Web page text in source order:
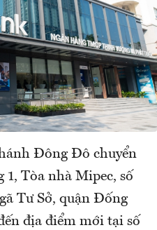
Đông Đô chuyển
Tòa nhà Mipec, số
Tư Sở, quận Đống
địa điểm mới tại số